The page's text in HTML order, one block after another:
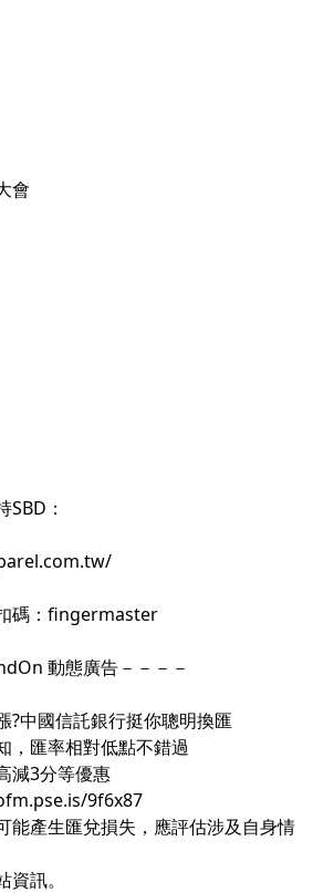
會
：
碼：fingermaster
動態廣告－－－－
?中國信託銀行挺你聰明換匯
，匯率相對低點不錯過
減3分等優惠
9f6x87
能產生匯兌損失，應評估涉及自身情
訊。